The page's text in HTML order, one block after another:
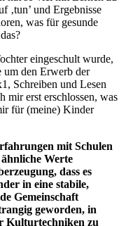
‚tun’ und Ergebnisse
was für gesunde
eingeschult wurde,
um den Erwerb der
Schreiben und Lesen
mir erst erschlossen, was
für (meine) Kinder
mit Schulen
Werte
dass es
in eine stabile,
Gemeinschaft
geworden, in
Kulturtechniken zu